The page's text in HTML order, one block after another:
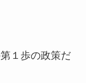
１歩の政策だ